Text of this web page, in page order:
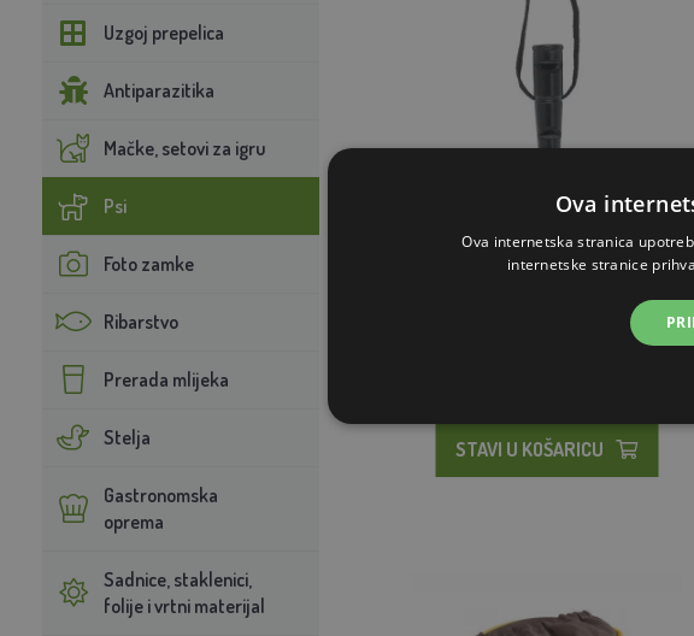
Uzgoj prepelica
Antiparazitika
Mačke, setovi za igru
Psi
Foto zamke
Ribarstvo
Prerada mlijeka
Stelja
Gastronomska
oprema
Sadnice, staklenici,
folije i vrtni materijal
STAVI U KOŠARICU
Ova
Ova internetska stranica
internetske stranice